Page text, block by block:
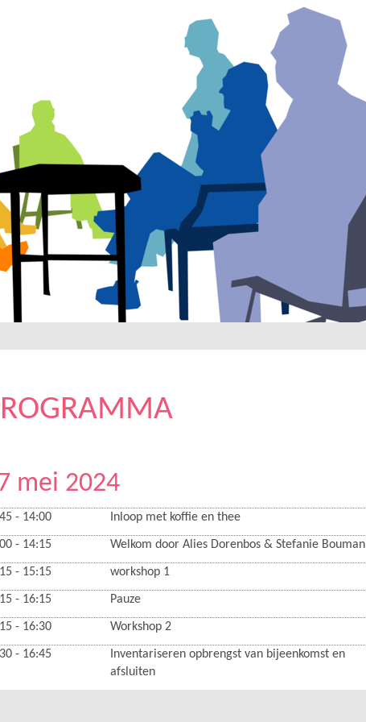
mei 2024
- 14:00 Inloop met koffie en thee
- 14:15 Welkom door Alies Dorenbos & Stefanie Bouman
- 15:15 workshop 1
- 16:15 Pauze
- 16:30 Workshop 2
- 16:45
Inventariseren opbrengst van bijeenkomst en
afsluiten